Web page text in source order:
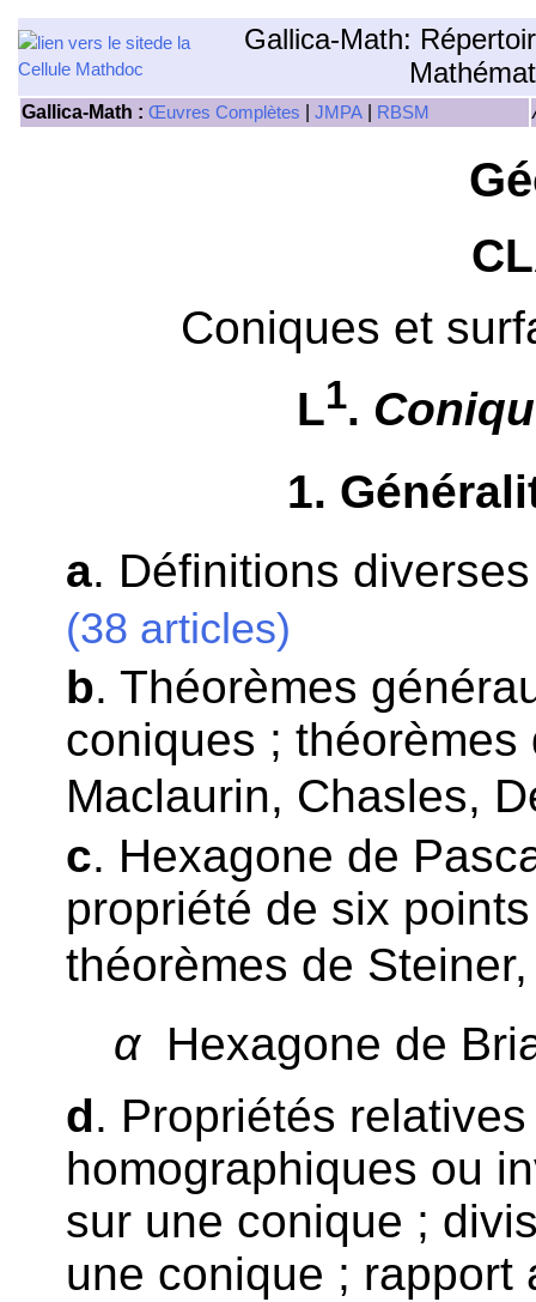
Gallica-Math:
Gallica-Math : Œuvres Complètes JMPA RBSM
Coniques et
L1.
1.
a. Définitions
(38 articles)
b. Théorèmes
coniques ;
Maclaurin, Chasles,
c. Hexagone de
propriété de six
théorèmes de
αHexagone de
d. Propriétés
homographiques ou
sur une conique ;
une conique ; rapport